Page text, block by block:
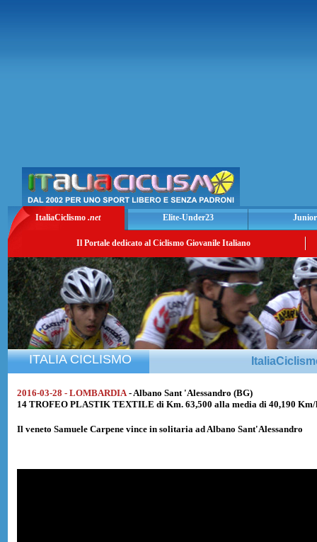
ItaliaCiclismo .net Elite-Under23
Il Portale dedicato al Ciclismo Giovanile Italiano
ITALIA CICLISMO
2016-03-28 - LOMBARDIA - Albano Sant 'Alessandro (BG)
14 TROFEO PLASTIK TEXTILE di Km. 63,500 alla media di 40,190 Km/
Il veneto Samuele Carpene vince in solitaria ad Albano Sant'Alessandro